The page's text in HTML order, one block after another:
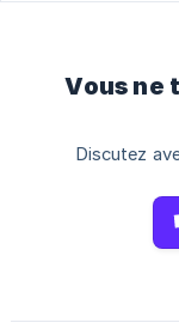
Vous ne
Discutez